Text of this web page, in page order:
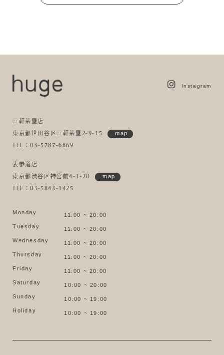
Instagram
三軒茶屋店
東京都世田谷区三軒茶屋2-9-15 map
TEL：03-5787-6869
表参道店
東京都渋谷区神宮前4-1-20 map
TEL：03-5843-1425
Monday
11:00 ~ 20:00
Tuesday
11:00 ~ 20:00
Wednesday
11:00 ~ 20:00
Thursday
11:00 ~ 20:00
Friday
11:00 ~ 20:00
Saturday
10:00 ~ 20:00
Sunday
10:00 ~ 19:00
Holiday
10:00 ~ 19:00